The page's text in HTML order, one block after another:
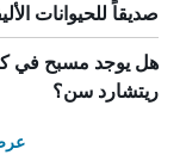
صديقاً للحيوانات
هل يوجد مسبح في
ريتشارد سن؟